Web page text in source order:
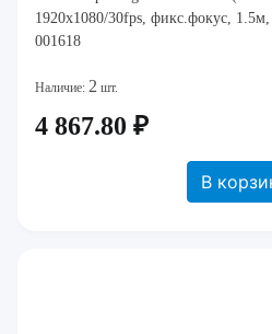
1920x1080/30fps, фикс.фокус,
001618
Наличие: 2 шт.
4 867.80 ₽
В